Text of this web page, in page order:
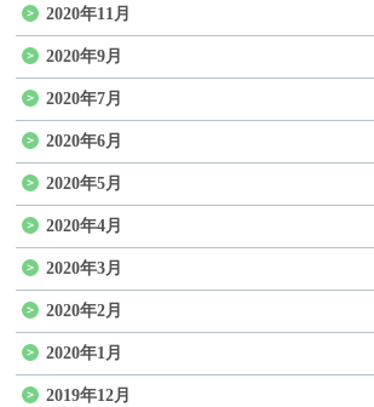
2020年11月
2020年9月
2020年7月
2020年6月
2020年5月
2020年4月
2020年3月
2020年2月
2020年1月
2019年12月